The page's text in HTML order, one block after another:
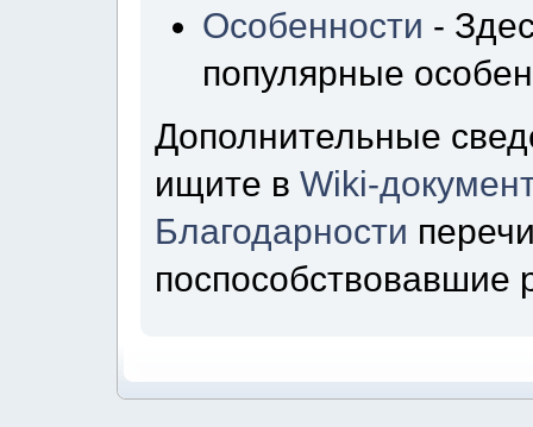
Особенности -
популярные
Дополнительные
ищите вWiki-
Благодарности
поспособствовавшие